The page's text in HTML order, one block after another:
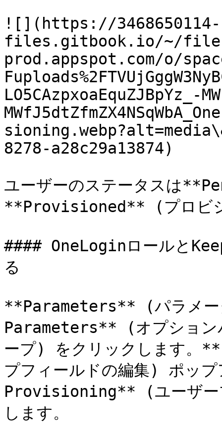
![](https://3468650114-
files.gitbook.io/~/
prod.appspot.com/o/
LO5CAzpxoaEquZJBpYz_-
8278-a28c29a13874)
ユーザーのステータスは
**Provisioned** (プロビジ
#### OneLoginロールと
る
**Parameters** (パラメ
Parameters** (オプショ
ープ) をクリックします
プフィールドの編集) ポ
Provisioning** (ユーザー
します。